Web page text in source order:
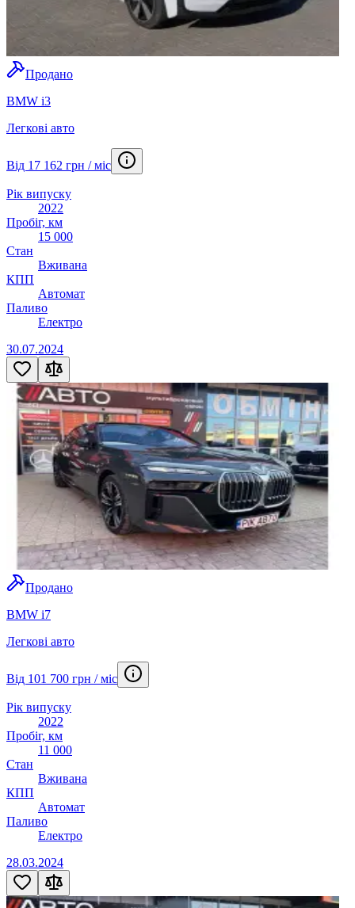
Продано
BMW i3
Легкові авто
Від 17 162 грн / міс
Рік випуску
2022
Пробіг, км
15 000
Стан
Вживана
КПП
Автомат
Паливо
Електро
30.07.2024
Продано
BMW i7
Легкові авто
Від 101 700 грн / міс
Рік випуску
2022
Пробіг, км
11 000
Стан
Вживана
КПП
Автомат
Паливо
Електро
28.03.2024